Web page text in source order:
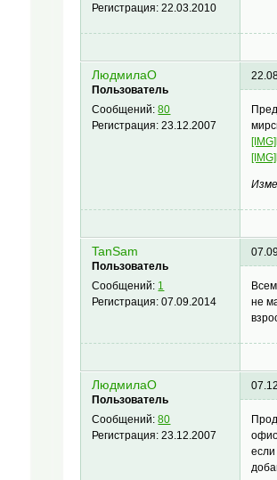
Регистрация:22.03.2010
ЛюдмилаО
Пользователь
Сообщений:80
Регистрация:23.12.2007
TanSam
Пользователь
Сообщений: 1
Регистрация:07.09.2014
не
ЛюдмилаО
Пользователь
Сообщений:80
Регистрация:23.12.2007